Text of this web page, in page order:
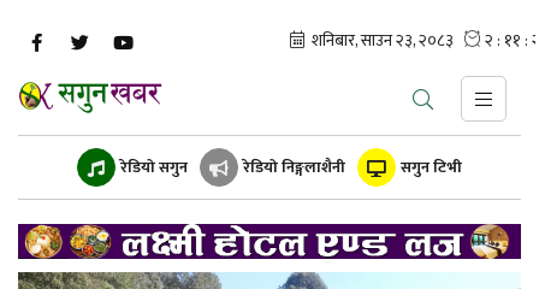
रेडियो सगुन रेडियो निङ्गलाशैनी सगुन टिभी